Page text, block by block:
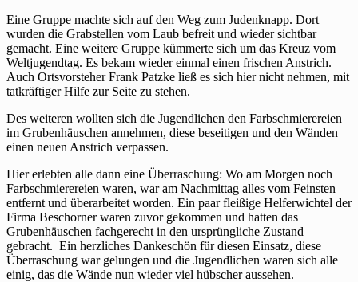
Eine Gruppe machte sich auf den Weg zum Judenknapp. Dort
wurden die Grabstellen vom Laub befreit und wieder sichtbar
gemacht. Eine weitere Gruppe kümmerte sich um das Kreuz vom
Weltjugendtag. Es bekam wieder einmal einen frischen Anstrich.
Auch Ortsvorsteher Frank Patzke ließ es sich hier nicht nehmen, mit
tatkräftiger Hilfe zur Seite zu stehen.
Des weiteren wollten sich die Jugendlichen den Farbschmierereien
im Grubenhäuschen annehmen, diese beseitigen und den Wänden
einen neuen Anstrich verpassen.
Hier erlebten alle dann eine Überraschung: Wo am Morgen noch
Farbschmierereien waren, war am Nachmittag alles vom Feinsten
entfernt und überarbeitet worden. Ein paar fleißige Helferwichtel der
Firma Beschorner waren zuvor gekommen und hatten das
Grubenhäuschen fachgerecht in den ursprüngliche Zustand
gebracht. Ein herzliches Dankeschön für diesen Einsatz, diese
Überraschung war gelungen und die Jugendlichen waren sich alle
einig, das die Wände nun wieder viel hübscher aussehen.